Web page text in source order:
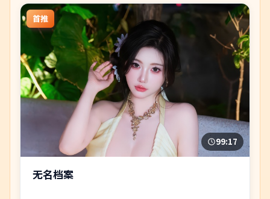
首推
99:17
无名档案